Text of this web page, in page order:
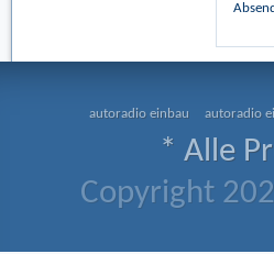
autoradio einbau autoradio
* Alle
Copyright